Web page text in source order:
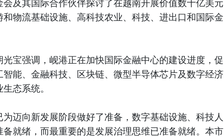
会及其国际合作伙伴探讨了在越南开展价值数十亿美元
物流基础设施、高科技农业、科技、进出口和国际金
宝强调，岘港正在加快国际金融中心的建设进度，促
能、金融科技、区块链、微型半导体芯片及数字经济
态系统。
迈向新发展阶段做好了准备，数字基础设施、科技人
就绪，而最重要的是发展治理思维已准备就绪。本市